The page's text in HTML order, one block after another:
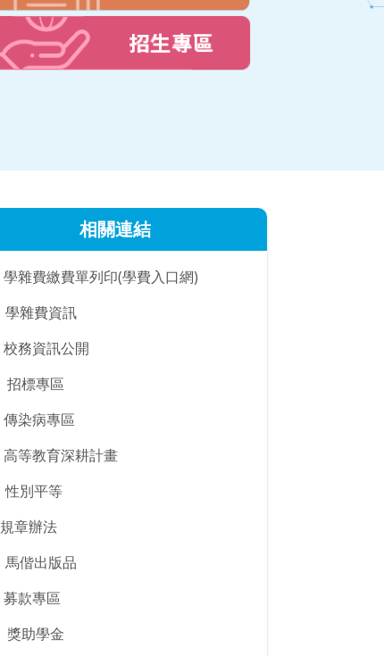
相關連結
學雜費繳費單列印(學費入口網)
學雜費資訊
校務資訊公開
招標專區
傳染病專區
高等教育深耕計畫
性別平等
規章辦法
馬偕出版品
募款專區
獎助學金